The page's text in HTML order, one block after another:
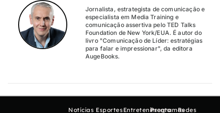
Jornalista, estrategista de comunicação e
especialista em Media Training e
comunicação assertiva pelo TED Talks
Foundation de New York/EUA. É autor do
livro "Comunicação de Líder: estratégias
para falar e impressionar", da editora
AugeBooks.
Notícias EsportesEntretenimento
ProgramasRedes